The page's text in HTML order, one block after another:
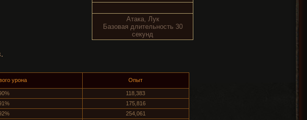
Атака, Лук
Базовая длительность 30
секунд
урона Опыт
118,383
175,816
254,061